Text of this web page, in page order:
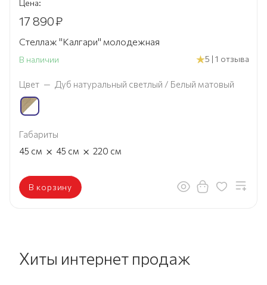
Цена:
17 890₽
Стеллаж "Калгари" молодежная
В наличии 5 | 1 отзыва
Цвет — Дуб натуральный светлый / Белый матовый
Габариты
45 см × 45 см × 220 см
В корзину
Хиты интернет продаж